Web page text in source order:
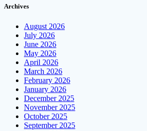
Archives
August 2026
July 2026
June 2026
May 2026
April 2026
March 2026
February 2026
January 2026
December 2025
November 2025
October 2025
September 2025